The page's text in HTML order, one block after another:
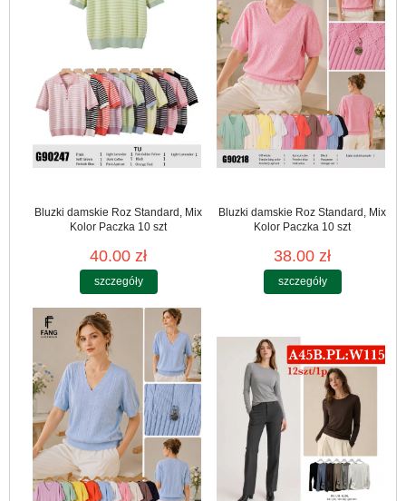
Bluzki damskie Roz Standard, Mix
Kolor Paczka 10 szt
40.00 zł
szczegóły
Bluzki damskie Roz Standard, Mix
Kolor Paczka 10 szt
38.00 zł
szczegóły